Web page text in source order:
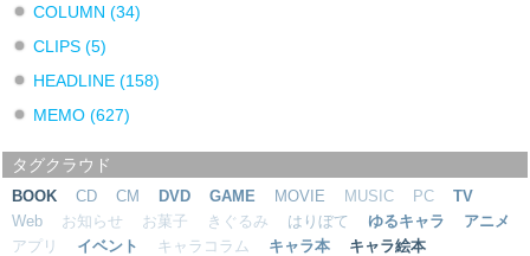
COLUMN (34)
CLIPS (5)
HEADLINE (158)
MEMO (627)
タグクラウド
BOOK CD CM DVD GAME MOVIE MUSIC PC
TV
Web
お知らせ お菓子 きぐるみ はりぼて ゆるキャラ
アニメ
アプリ
イベント キャラコラム キャラ本
キャラ絵本